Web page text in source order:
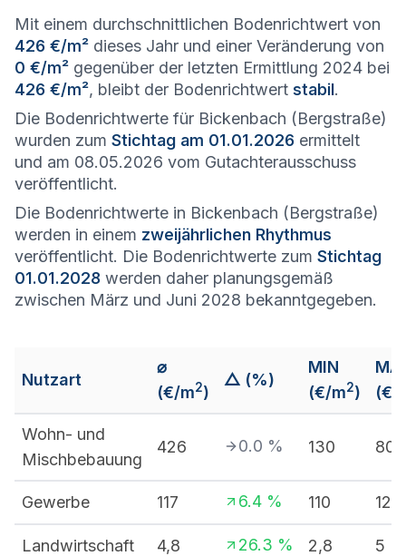
Mit einem durchschnittlichen Bodenrichtwert von
426 €/m² dieses Jahr und einer Veränderung von
0 €/m² gegenüber der letzten Ermittlung 2024 bei
426 €/m², bleibt der Bodenrichtwert stabil.
Die Bodenrichtwerte für Bickenbach (Bergstraße)
wurden zum Stichtag am 01.01.2026 ermittelt
und am 08.05.2026 vom Gutachterausschuss
veröffentlicht.
Die Bodenrichtwerte in Bickenbach (Bergstraße)
werden in einem zweijährlichen Rhythmus
veröffentlicht. Die Bodenrichtwerte zum Stichtag
01.01.2028 werden daher planungsgemäß
zwischen März und Juni 2028 bekanntgegeben.
Nutzart
⌀
(€/m2)
△ (%)
MIN
(€/m2)
(€/
Wohn- und
Mischbebauung
426 0.0 % 130 800
Gewerbe 117 6.4 % 110 120
Landwirtschaft 4,8 26.3 % 2,8 5